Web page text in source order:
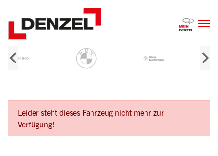
Inhalt
Fehlermeldung
Leider steht dieses Fahrzeug nicht mehr zur
Verfügung!